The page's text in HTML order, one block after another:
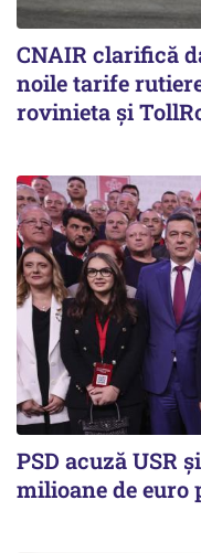
CNAIR clarifică
noile tarife
rovinieta și
PSD acuză USR
milioane de euro